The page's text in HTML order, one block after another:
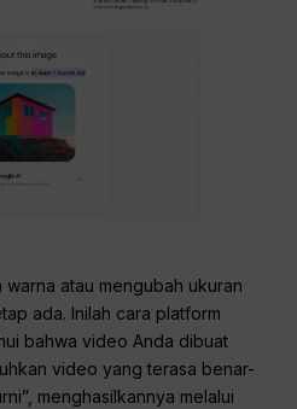
atau mengubah ukuran
ada. Inilah cara platform
bahwa video Anda dibuat
video yang terasa benar-
menghasilkannya melalui